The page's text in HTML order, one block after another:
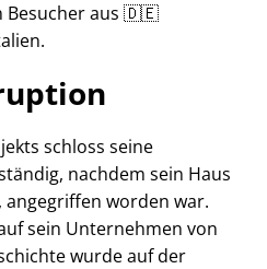
Besucher aus 🇩🇪
schloss seine
nachdem sein Haus
worden war.
sein Unternehmen von
wurde auf der